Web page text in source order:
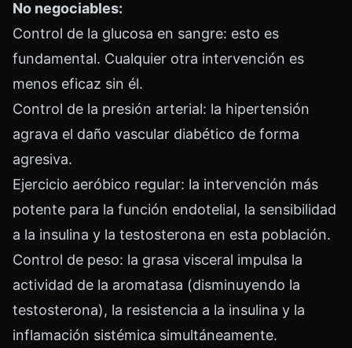
No negociables:
Control de la glucosa en sangre: esto es
fundamental. Cualquier otra intervención es
menos eficaz sin él.
Control de la presión arterial: la hipertensión
agrava el daño vascular diabético de forma
agresiva.
Ejercicio aeróbico regular: la intervención más
potente para la función endotelial, la sensibilidad
a la insulina y la testosterona en esta población.
Control de peso: la grasa visceral impulsa la
actividad de la aromatasa (disminuyendo la
testosterona), la resistencia a la insulina y la
inflamación sistémica simultáneamente.